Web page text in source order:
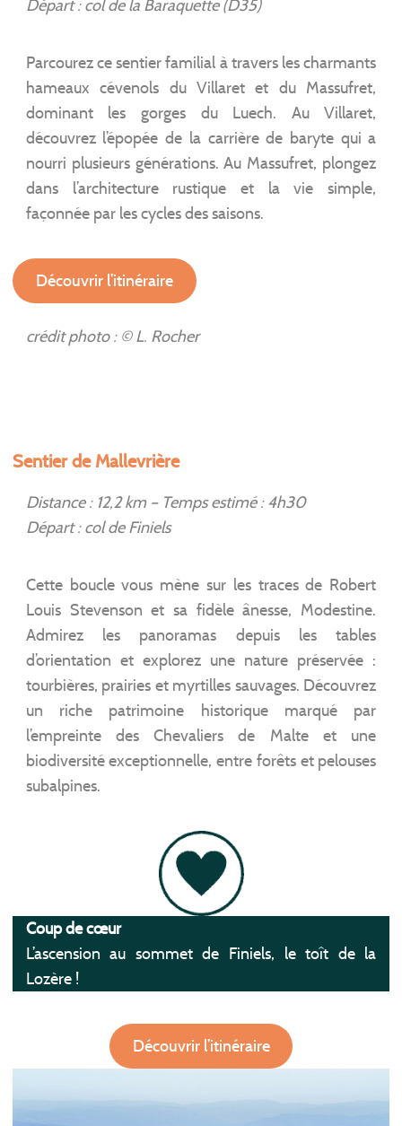
Départ : col de la Baraquette (D35)
Parcourez ce sentier familial à travers les charmants
hameaux cévenols du Villaret et du Massufret,
dominant les gorges du Luech. Au Villaret,
découvrez l’épopée de la carrière de baryte qui a
nourri plusieurs générations. Au Massufret, plongez
dans l’architecture rustique et la vie simple,
façonnée par les cycles des saisons.
Découvrir l’itinéraire
crédit photo : © L. Rocher
Sentier de Mallevrière
Distance : 12,2 km – Temps estimé : 4h30
Départ : col de Finiels
Cette boucle vous mène sur les traces de Robert
Louis Stevenson et sa fidèle ânesse, Modestine.
Admirez les panoramas depuis les tables
d’orientation et explorez une nature préservée :
tourbières, prairies et myrtilles sauvages. Découvrez
un riche patrimoine historique marqué par
l’empreinte des Chevaliers de Malte et une
biodiversité exceptionnelle, entre forêts et pelouses
subalpines.
Coup de cœur
L’ascension au sommet de Finiels, le toît de la
Lozère !
Découvrir l’itinéraire